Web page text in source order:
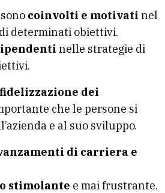
coinvolti e motivati nel
determinati obiettivi.
nelle strategie di
dei
che le persone si
e al suo sviluppo.
di carriera e
stimolante e mai frustrante.